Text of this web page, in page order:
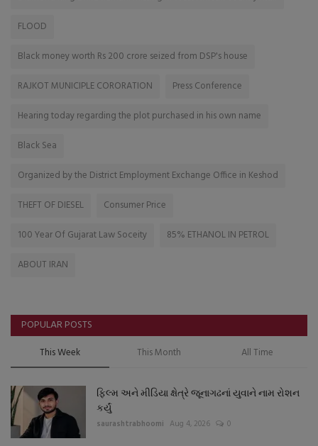
FLOOD
Black money worth Rs 200 crore seized from DSP's house
RAJKOT MUNICIPLE CORORATION
Press Conference
Hearing today regarding the plot purchased in his own name
Black Sea
Organized by the District Employment Exchange Office in Keshod
THEFT OF DIESEL
Consumer Price
100 Year Of Gujarat Law Soceity
85% ETHANOL IN PETROL
ABOUT IRAN
POPULAR POSTS
This Week This Month All Time
ફિલ્મ અને મીડિયા ક્ષેત્રે જૂનાગઢનાં યુવાને નામ રોશન
કર્યું
saurashtrabhoomi Aug 4, 2026 0